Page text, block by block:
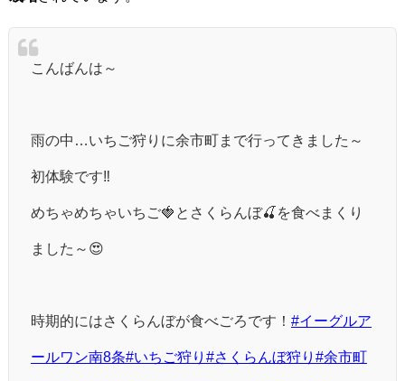
こんばんは～
雨の中…いちご狩りに余市町まで行ってきました～
初体験です‼️
めちゃめちゃいちご🍓とさくらんぼ🍒を食べまくり
ました～😍
時期的にはさくらんぼが食べごろです！ #イーグルア
ールワン南8条#いちご狩り #さくらんぼ狩り #余市町